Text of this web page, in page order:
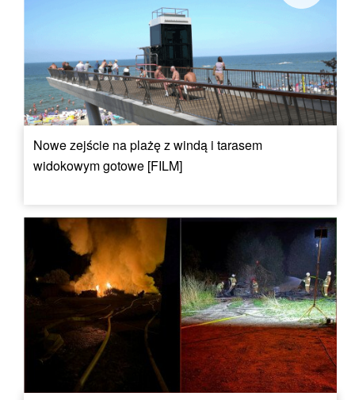
Nowe zejście na plażę z windą i tarasem
widokowym gotowe [FILM]